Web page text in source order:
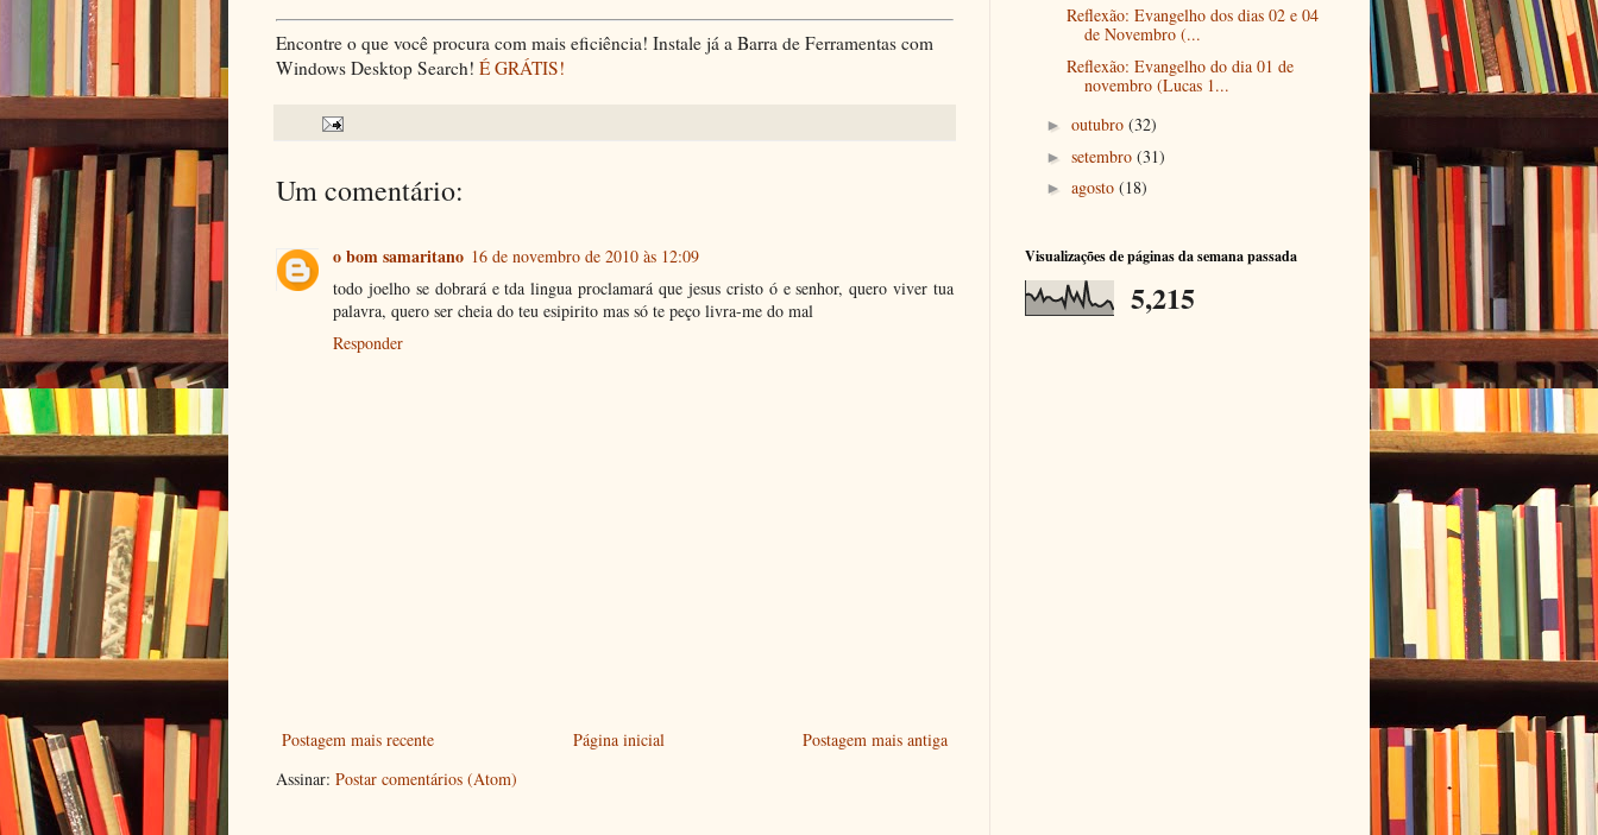
Encontre o que você procura com mais eficiência! Instale já a Barra de Ferramentas com
Windows Desktop Search! É GRÁTIS!
Um comentário:
o bom samaritano 16 de novembro de 2010 às 12:09
todo joelho se dobrará e tda lingua proclamará que jesus cristo ó e senhor, quero viver tua
palavra, quero ser cheia do teu esipirito mas só te peço livra-me do mal
Responder
Postagem mais recente Postagem mais antiga
Página inicial
Assinar: Postar comentários (Atom)
Reflexão: Evangelho dos dias 02 e 04
de Novembro (...
Reflexão: Evangelho do dia 01 de
novembro (Lucas 1...
► outubro (32)
► setembro (31)
► agosto (18)
Visualizações de páginas da semana passada
5,215